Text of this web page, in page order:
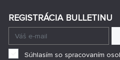
REGISTRÁCIA BULLETINU
Súhlasím so spracovaním